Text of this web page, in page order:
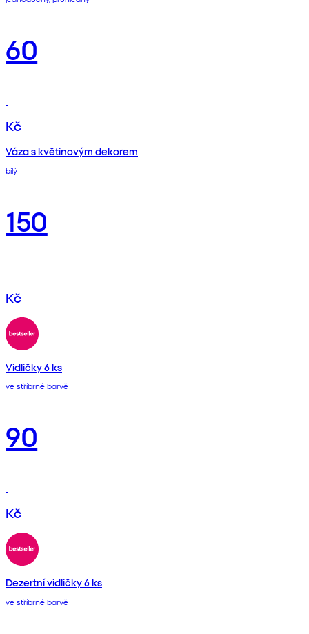
60
Kč
Váza s květinovým dekorem
bílý
150
Kč
Vidličky 6 ks
ve stříbrné barvě
90
Kč
Dezertní vidličky 6 ks
ve stříbrné barvě